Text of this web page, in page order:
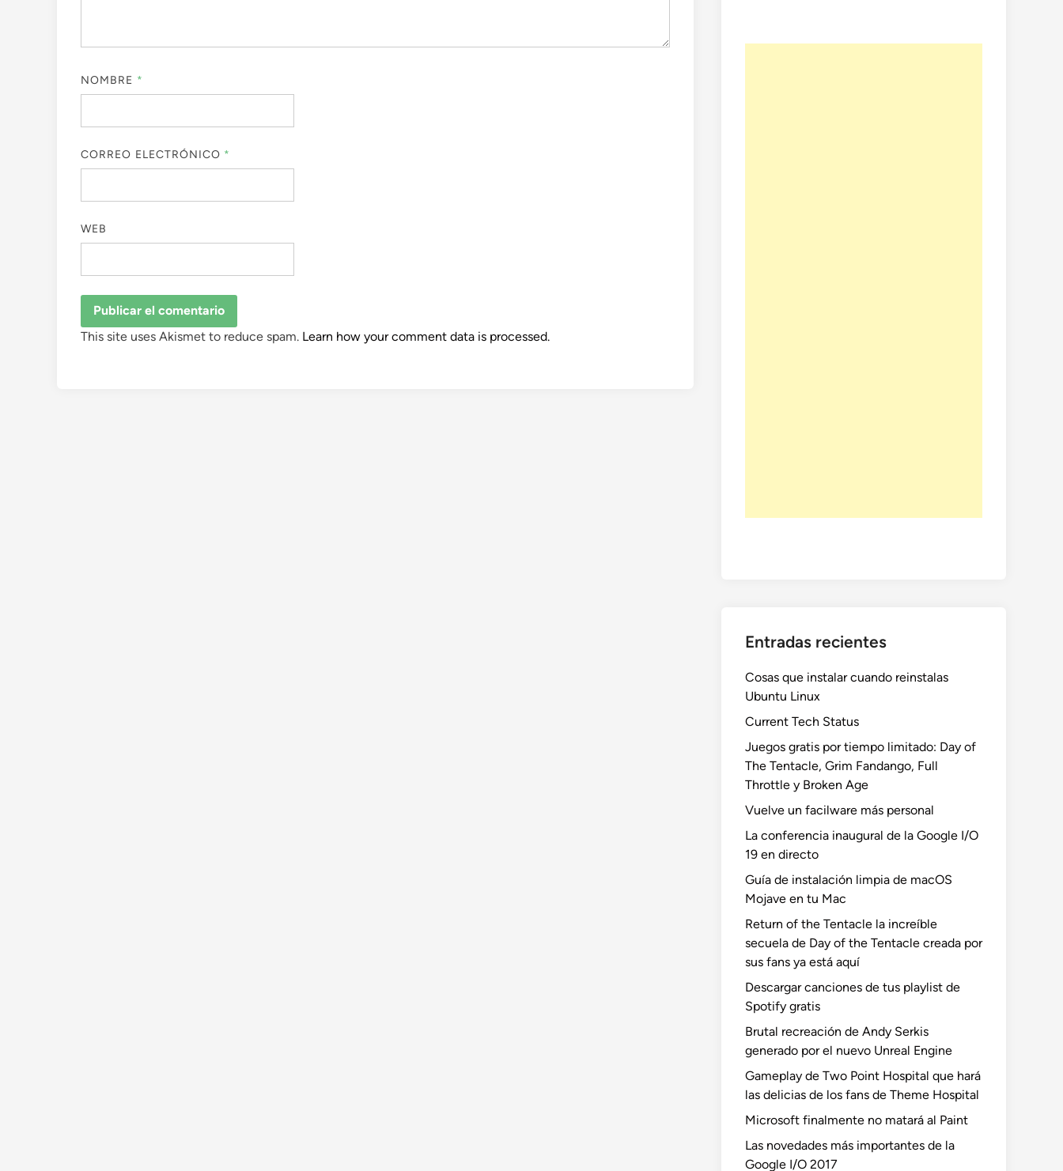
NOMBRE *
CORREO ELECTRÓNICO *
WEB
This site uses Akismet to reduce spam. Learn how your comment data is processed.
Entradas recientes
Cosas que instalar cuando reinstalas
Ubuntu Linux
Current Tech Status
Juegos gratis por tiempo limitado: Day of
The Tentacle, Grim Fandango, Full
Throttle y Broken Age
Vuelve un facilware más personal
La conferencia inaugural de la Google I/O
19 en directo
Guía de instalación limpia de macOS
Mojave en tu Mac
Return of the Tentacle la increíble
secuela de Day of the Tentacle creada por
sus fans ya está aquí
Descargar canciones de tus playlist de
Spotify gratis
Brutal recreación de Andy Serkis
generado por el nuevo Unreal Engine
Gameplay de Two Point Hospital que hará
las delicias de los fans de Theme Hospital
Microsoft finalmente no matará al Paint
Las novedades más importantes de la
Google I/O 2017